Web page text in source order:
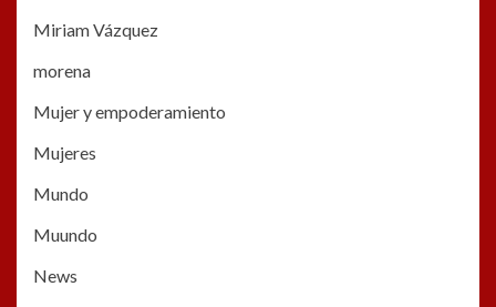
Miriam Vázquez
morena
Mujer y empoderamiento
Mujeres
Mundo
Muundo
News